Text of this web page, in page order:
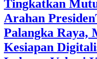
Tingkatkan
Arahan Presiden
Palangka Raya,
Kesiapan